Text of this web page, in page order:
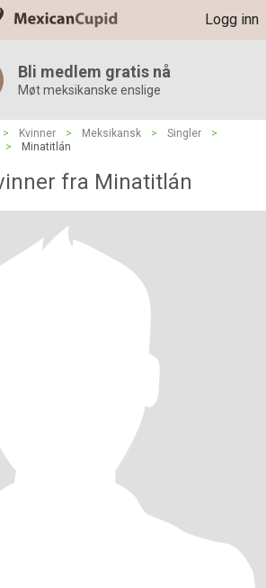
Logg inn
Bli medlem gratis nå
Møt meksikanske enslige
> Kvinner > Meksikansk > Singler
>
> Minatitlán
fra Minatitlán